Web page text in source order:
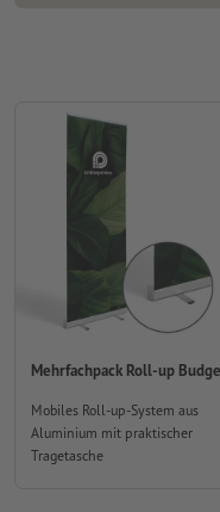
Mehrfachpack Roll-up
Mobiles Roll-up-System aus
Aluminium mit praktischer
Tragetasche